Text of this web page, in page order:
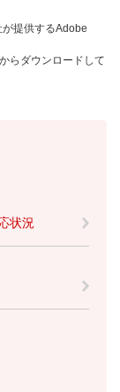
提供するAdobe
らダウンロードして
状況